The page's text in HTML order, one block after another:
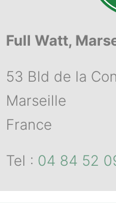
Full Watt,
53 Bld de la
Marseille
France
Tel : 04 84 52